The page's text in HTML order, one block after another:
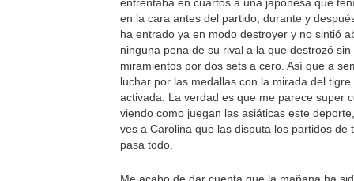
en la cara antes del partido, durante y
ha entrado ya en modo destroyer y no sintió
ninguna pena de su rival a la que destrozó
miramientos por dos sets a cero. Así que a
luchar por las medallas con la mirada del
activada. La verdad es que me parece super
viendo como juegan las asiáticas este
ves a Carolina que las disputa los partidos de
pasa todo.